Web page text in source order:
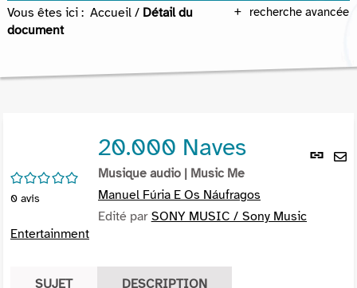
recherche avancée
Vous êtes ici : Accueil / Détail du
document
Lien
/5
0 avis
20.000 Naves
Musique audio | Music Me
Manuel Fúria E Os Náufragos
Edité par SONY MUSIC / Sony Music
Entertainment
SUJET DESCRIPTION